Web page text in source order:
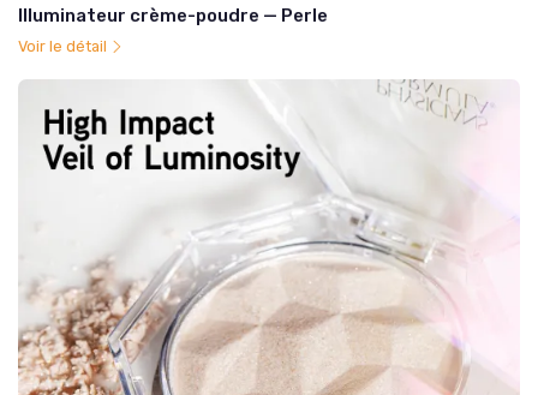
Illuminateur crème-poudre — Perle
Voir le détail